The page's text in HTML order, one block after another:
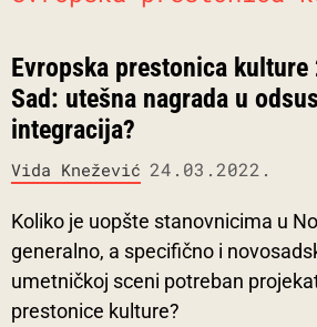
Evropska prestonica kulture
Sad: utešna nagrada u
integracija?
Vida Knežević 24.03.2022.
Koliko je uopšte stanovnicima u
generalno, a specifično i
umetničkoj sceni potreban
prestonice kulture?